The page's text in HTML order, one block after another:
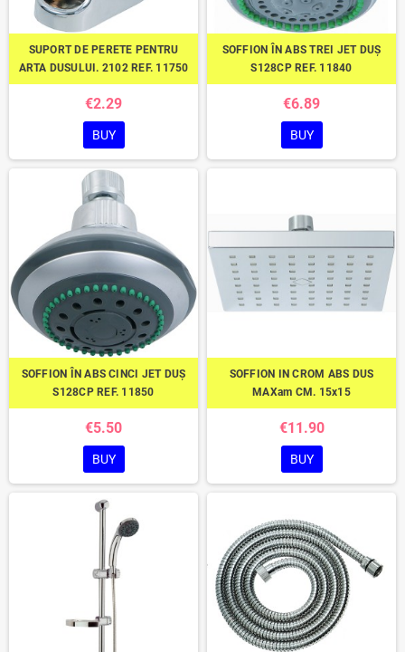
SUPORT DE PERETE PENTRU
ARTA DUSULUI. 2102 REF. 11750
€2.29
BUY
SOFFION ÎN ABS TREI JET DUȘ
S128CP REF. 11840
€6.89
BUY
SOFFION ÎN ABS CINCI JET DUȘ
S128CP REF. 11850
€5.50
BUY
SOFFION IN CROM ABS DUS
MAXam CM. 15x15
€11.90
BUY